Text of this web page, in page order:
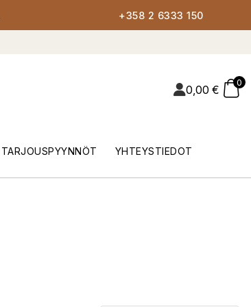
+358 2 6333 150
0,00 €
0
TARJOUSPYYNNÖT YHTEYSTIEDOT